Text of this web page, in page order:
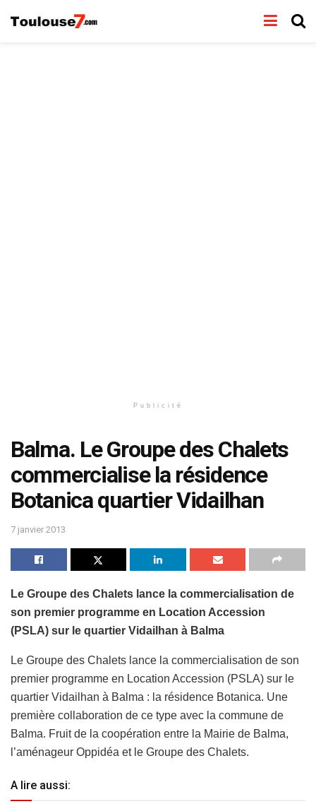
Publicité
Balma. Le Groupe des Chalets
commercialise la résidence
Botanica quartier Vidailhan
7 janvier 2013
Le Groupe des Chalets lance la commercialisation de
son premier programme en Location Accession
(PSLA) sur le quartier Vidailhan à Balma
Le Groupe des Chalets lance la commercialisation de son
premier programme en Location Accession (PSLA) sur le
quartier Vidailhan à Balma : la résidence Botanica. Une
première collaboration de ce type avec la commune de
Balma. Fruit de la coopération entre la Mairie de Balma,
l’aménageur Oppidéa et le Groupe des Chalets.
A lire aussi: